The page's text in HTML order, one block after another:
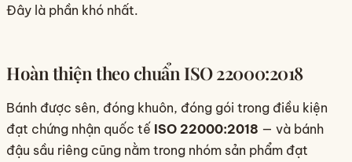
Đây là phần khó nhất.
Hoàn thiện theo chuẩn ISO 22000:2018
Bánh được sên, đóng khuôn, đóng gói trong điều kiện
đạt chứng nhận quốc tế ISO 22000:2018 — và bánh
đậu sầu riêng cũng nằm trong nhóm sản phẩm đạt